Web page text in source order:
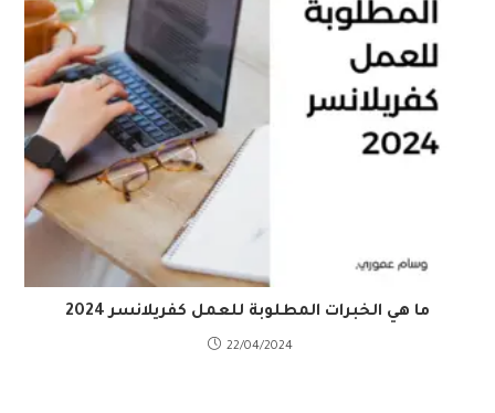
ما هي الخبرات المطلوبة للعمل كفريلانسر 2024
22/04/2024